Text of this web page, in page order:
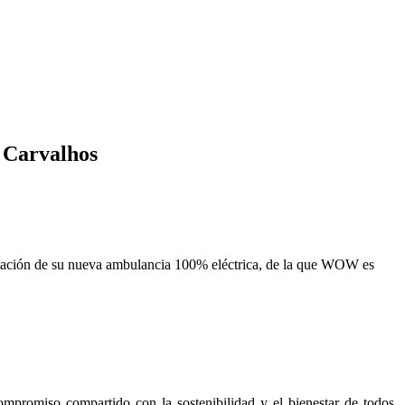
de su nueva ambulancia 100% eléctrica, de la que WOW es